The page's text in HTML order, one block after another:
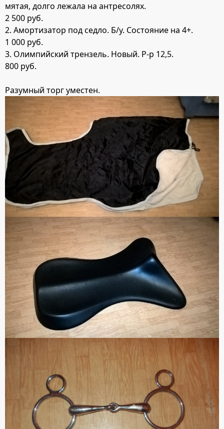
мятая, долго лежала на антресолях.
2 500 руб.
2. Амортизатор под седло. Б/у. Состояние на 4+.
1 000 руб.
3. Олимпийский трензель. Новый. Р-р 12,5.
800 руб.
Разумный торг уместен.